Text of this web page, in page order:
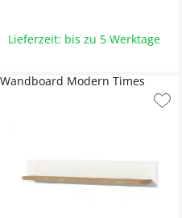
Lieferzeit: bis zu 5 Werktage
Wandboard Modern Times